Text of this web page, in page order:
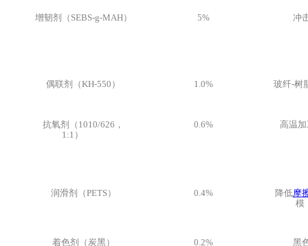
增韧剂（SEBS-g-MAH） 5% 冲
偶联剂（KH-550） 1.0% 玻纤-树
抗氧剂（1010/626，
1:1）
0.6% 高温
润滑剂（PETS） 0.4% 降低摩
模
着色剂（炭黑） 0.2% 黑